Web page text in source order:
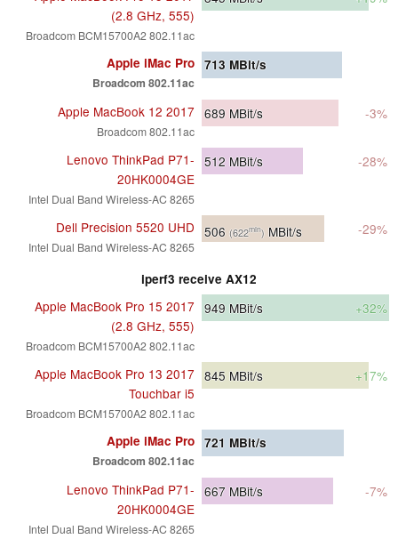
(2.8 GHz, 555)
Broadcom BCM15700A2 802.11ac
Apple iMac Pro
Broadcom 802.11ac
713 MBit/s
Apple MacBook 12 2017
Broadcom 802.11ac
689 MBit/s -3%
Lenovo ThinkPad P71-
20HK0004GE
Intel Dual Band Wireless-AC 8265
512 MBit/s -28%
Dell Precision 5520 UHD
Intel Dual Band Wireless-AC 8265
506 (622min) MBit/s -29%
iperf3 receive AX12
Apple MacBook Pro 15 2017
(2.8 GHz, 555)
Broadcom BCM15700A2 802.11ac
949 MBit/s +32%
Apple MacBook Pro 13 2017
Touchbar i5
Broadcom BCM15700A2 802.11ac
845 MBit/s +17%
Apple iMac Pro
Broadcom 802.11ac
721 MBit/s
Lenovo ThinkPad P71-
20HK0004GE
Intel Dual Band Wireless-AC 8265
667 MBit/s -7%